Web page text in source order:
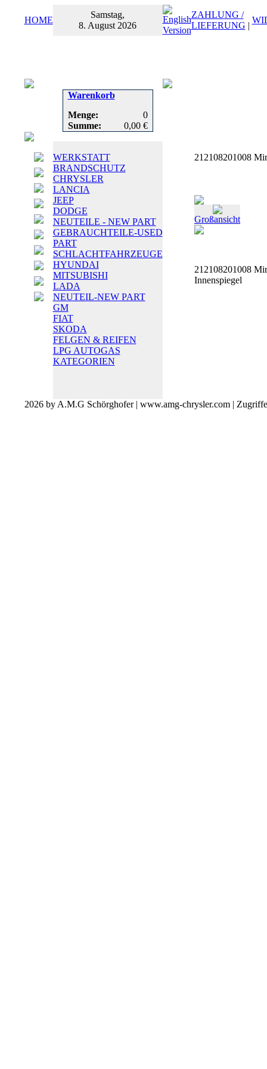
HOME
Samstag,
8. August 2026
ZAHLUNG /
LIEFERUNG |
Warenkorb
Menge:
0
Summe:
0,00 €
WERKSTATT
BRANDSCHUTZ
CHRYSLER
LANCIA
JEEP
DODGE
NEUTEILE - NEW PART
GEBRAUCHTEILE-USED
PART
SCHLACHTFAHRZEUGE
HYUNDAI
MITSUBISHI
LADA
NEUTEIL-NEW PART
GM
FIAT
SKODA
FELGEN & REIFEN
LPG AUTOGAS
KATEGORIEN
212108201008
Großansicht
212108201008
Innenspiegel
2026 by A.M.G Schörghofer | www.amg-chrysler.com |